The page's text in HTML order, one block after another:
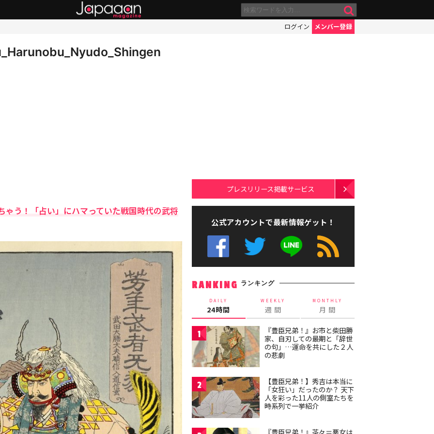
ログイン メンバー登録
ゃう！「占い」にハマっていた戦国時代の武将
プレスリリース掲載サービス
公式アカウントで最新情報ゲット！
RANKING ランキング
DAILY
24時間
WEEKLY
週 間
MONTHLY
月 間
1
『豊臣兄弟！』お市と柴田勝
家、自刃しての最期と「辞世
の句」…運命を共にした２人
の悲劇
2
【豊臣兄弟！】秀吉は本当に
「女狂い」だったのか？ 天下
人を彩った11人の側室たちを
時系列で一挙紹介
『豊臣兄弟！』茶々＝悪女は